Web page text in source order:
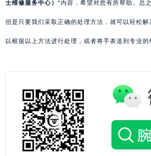
士维修服务中心） ”内容，希望对您有所帮助。总
但是只要我们采取正确的处理方法，就可以轻松
以根据以上方法进行处理，或者将手表送到专业的